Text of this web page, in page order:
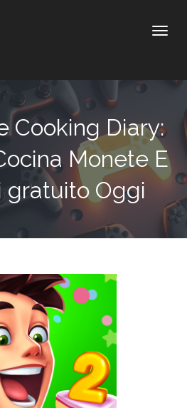
Cooking Diary:
Monete E
gratuito Oggi